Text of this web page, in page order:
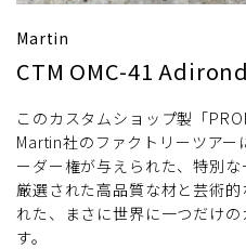
Martin
CTM OMC-41
このカスタムショップ製「
Martin社のファクトリーツアー
ーダー権が与えられた、特別
厳選された高品質な材と芸術
れた、まさに世界に一つだけ
す。